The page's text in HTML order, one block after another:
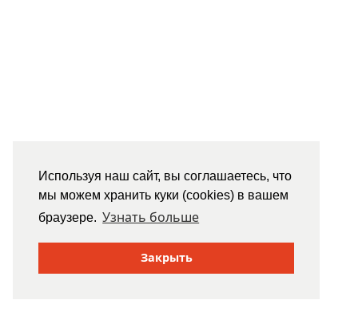
Используя наш сайт, вы соглашаетесь, что
мы можем хранить куки (cookies) в вашем
браузере. Узнать больше
Закрыть